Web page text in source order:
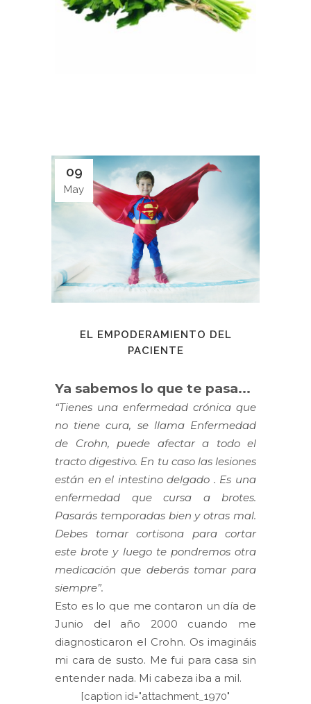
09
May
EL EMPODERAMIENTO DEL
PACIENTE
Ya sabemos lo que te pasa...
“Tienes una enfermedad crónica que
no tiene cura, se llama Enfermedad
de Crohn, puede afectar a todo el
tracto digestivo. En tu caso las lesiones
están en el intestino delgado . Es una
enfermedad que cursa a brotes.
Pasarás temporadas bien y otras mal.
Debes tomar cortisona para cortar
este brote y luego te pondremos otra
medicación que deberás tomar para
siempre”.
Esto es lo que me contaron un día de
Junio del año 2000 cuando me
diagnosticaron el Crohn. Os imagináis
mi cara de susto. Me fui para casa sin
entender nada. Mi cabeza iba a mil.
[caption id="attachment_1970"